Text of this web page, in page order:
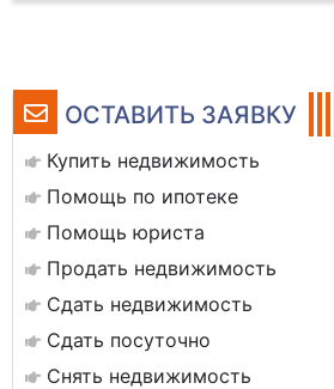
ОСТАВИТЬ ЗАЯВКУ
Купить недвижимость
Помощь по ипотеке
Помощь юриста
Продать недвижимость
Сдать недвижимость
Сдать посуточно
Снять недвижимость